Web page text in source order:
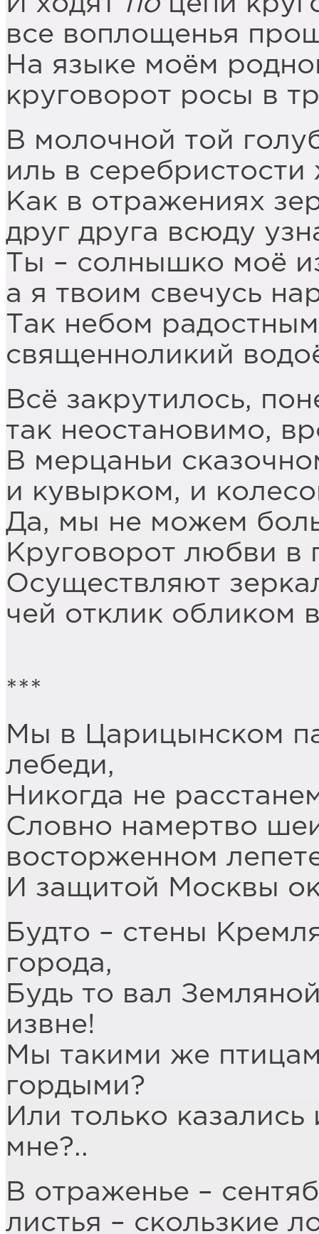
все воплощенья
На языке моём
круговорот росы в
В молочной той
иль в
Как в отражениях
друг друга всюду
Ты – солнышко моё
а я твоим свечусь
Так небом
священноликий
Всё закрутилось,
так неостановимо,
В мерцаньи
и кувырком, и
Да, мы не можем
Круговорот любви в
Осуществляют
чей отклик обликом
***
Мы в Царицынском
лебеди,
Никогда не
Словно намертво
восторженном
И защитой Москвы
Будто – стены
города,
Будь то вал
извне!
Мы такими же
гордыми?
Или только
мне?..
В отраженье –
листья – скользкие